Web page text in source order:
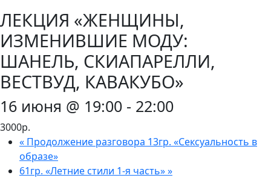
ЛЕКЦИЯ «ЖЕНЩИНЫ,
ИЗМЕНИВШИЕ МОДУ:
ШАНЕЛЬ, СКИАПАРЕЛЛИ,
ВЕСТВУД, КАВАКУБО»
16 июня @ 19:00 - 22:00
3000р.
« Продолжение разговора 13гр. «Сексуальность в
образе»
61гр. «Летние стили 1-я часть»»